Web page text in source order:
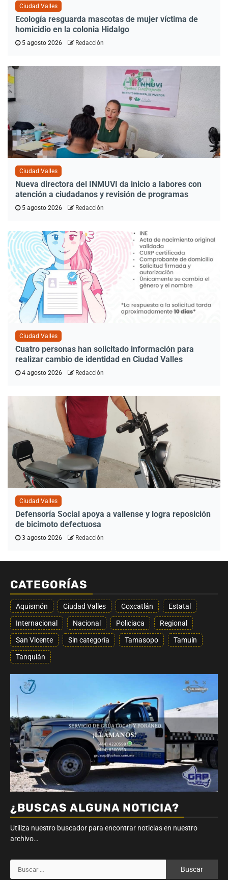
Ciudad Valles
Ecología resguarda mascotas de mujer víctima de
homicidio en la colonia Hidalgo
5 agosto 2026 Redacción
Ciudad Valles
Nueva directora del INMUVI da inicio a labores con
atención a ciudadanos y revisión de programas
5 agosto 2026 Redacción
Ciudad Valles
Cuatro personas han solicitado información para
realizar cambio de identidad en Ciudad Valles
4 agosto 2026 Redacción
Ciudad Valles
Defensoría Social apoya a vallense y logra reposición
de bicimoto defectuosa
3 agosto 2026 Redacción
CATEGORÍAS
Aquismón Ciudad Valles Coxcatlán Estatal
Internacional Nacional Policiaca Regional
San Vicente Sin categoría Tamasopo Tamuín
Tanquián
¿BUSCAS ALGUNA NOTICIA?
Utiliza nuestro buscador para encontrar noticias en nuestro
archivo…